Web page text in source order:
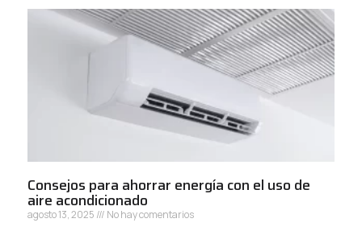
Consejos para ahorrar energía con el uso de
aire acondicionado
agosto 13, 2025 No hay comentarios